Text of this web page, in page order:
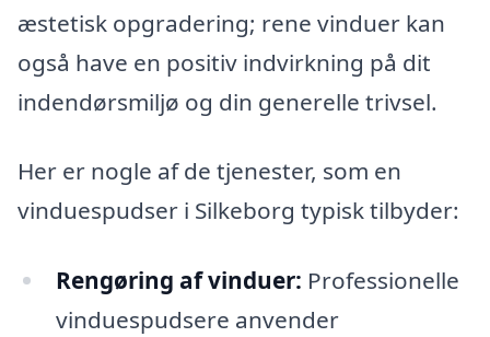
æstetisk opgradering; rene vinduer kan
også have en positiv indvirkning på dit
indendørsmiljø og din generelle trivsel.
Her er nogle af de tjenester, som en
vinduespudser i Silkeborg typisk tilbyder:
Rengøring af vinduer: Professionelle
vinduespudsere anvender